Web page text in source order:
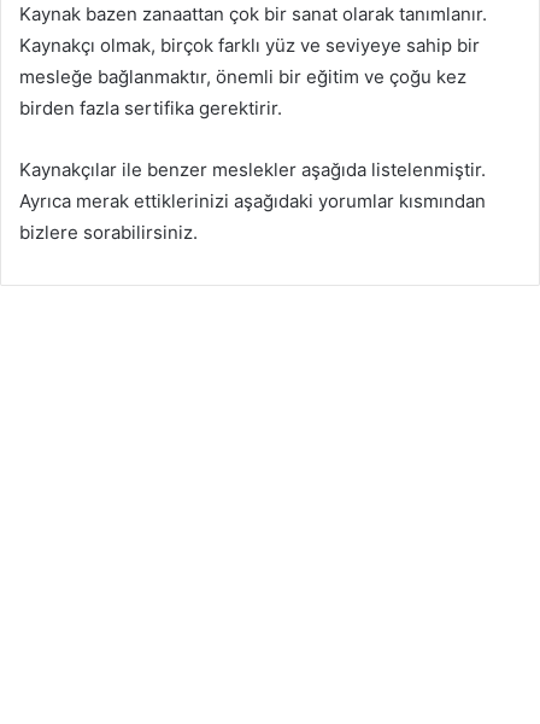
Kaynak bazen zanaattan çok bir sanat olarak tanımlanır.
Kaynakçı olmak, birçok farklı yüz ve seviyeye sahip bir
mesleğe bağlanmaktır, önemli bir eğitim ve çoğu kez
birden fazla sertifika gerektirir.
Kaynakçılar ile benzer meslekler aşağıda listelenmiştir.
Ayrıca merak ettiklerinizi aşağıdaki yorumlar kısmından
bizlere sorabilirsiniz.